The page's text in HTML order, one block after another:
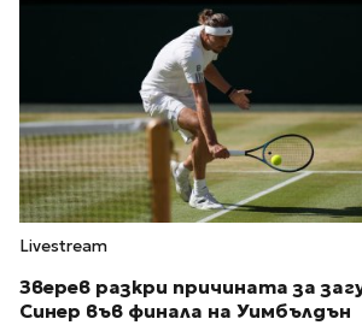
Livestream
Зверев разкри причината за
Синер във финала на Уимбълдън